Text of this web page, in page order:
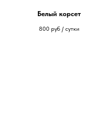
Белый корсет
800 руб / сутки